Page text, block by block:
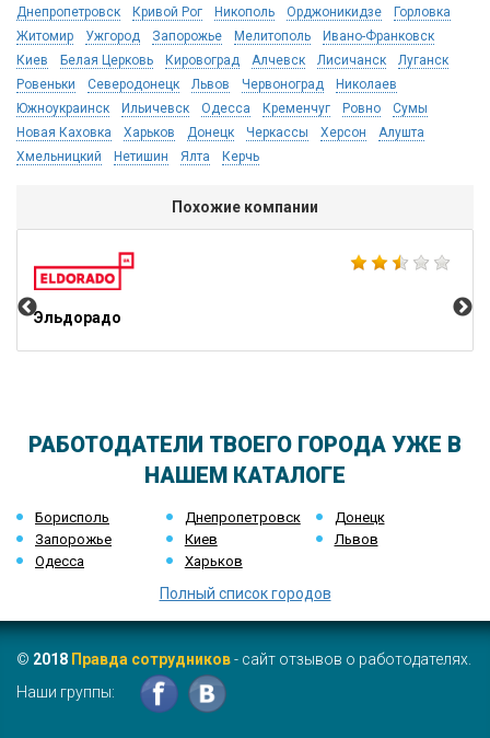
Днепропетровск
Кривой Рог Никополь Орджоникидзе
Горловка
Житомир
Ужгород Запорожье Мелитополь
Ивано-Франковск
Киев
Белая Церковь Кировоград Алчевск Лисичанск
Луганск
Ровеньки
Северодонецк Львов Червоноград
Николаев
Южноукраинск
Ильичевск Одесса Кременчуг Ровно
Сумы
Новая Каховка
Харьков Донецк Черкассы Херсон
Алушта
Хмельницкий
Нетишин Ялта Керчь
Похожие компании
Эльдорадо
РАБОТОДАТЕЛИ ТВОЕГО ГОРОДА УЖЕ В
НАШЕМ КАТАЛОГЕ
Борисполь Днепропетровск
Донецк
Запорожье
Киев
Львов
Одесса
Харьков
Полный список городов
© 2018 Правда сотрудников- сайт отзывов о работодателях.
Наши группы: